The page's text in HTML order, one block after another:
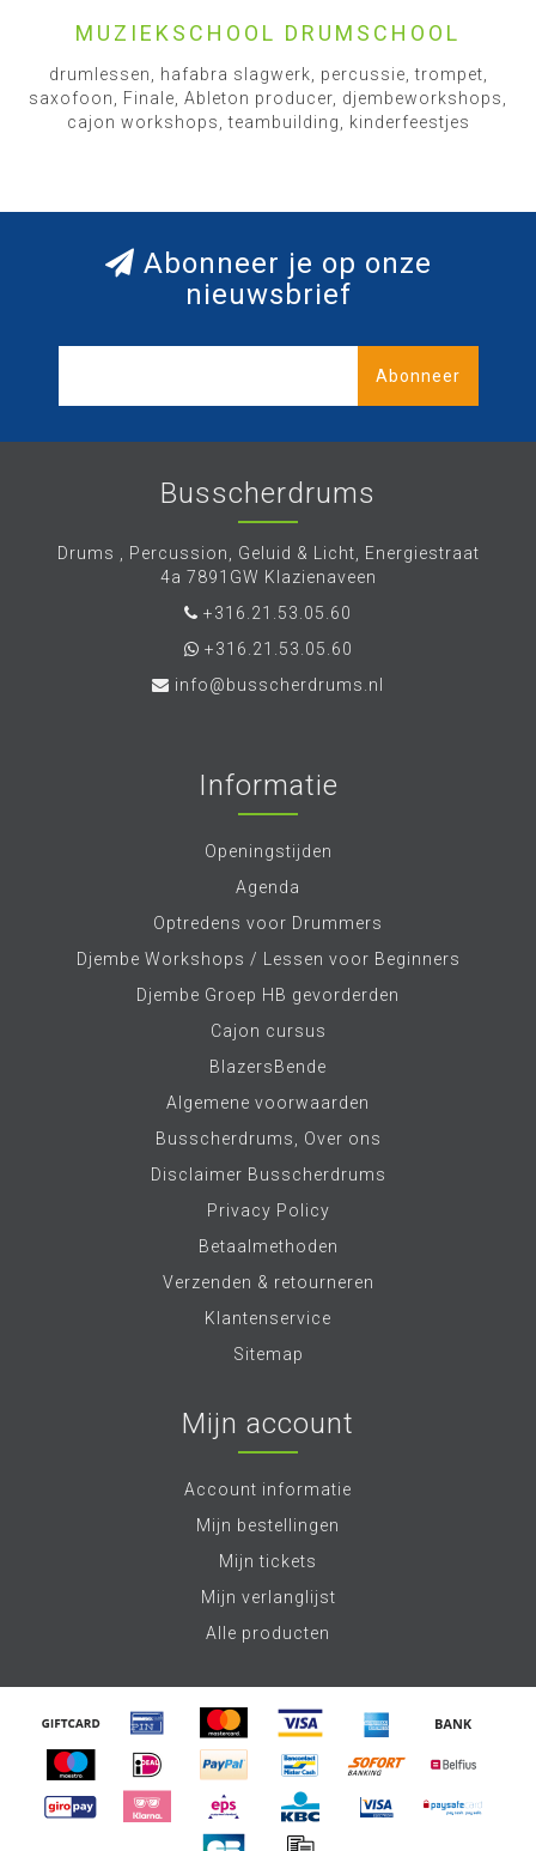
MUZIEKSCHOOL DRUMSCHOOL
drumlessen, hafabra slagwerk, percussie, trompet,
saxofoon, Finale, Ableton producer, djembeworkshops,
cajon workshops, teambuilding, kinderfeestjes
Abonneer je op onze
nieuwsbrief
Abonneer
Busscherdrums
Drums , Percussion, Geluid & Licht, Energiestraat
4a 7891GW Klazienaveen
+316.21.53.05.60
+316.21.53.05.60
info@busscherdrums.nl
Informatie
Openingstijden
Agenda
Optredens voor Drummers
Djembe Workshops / Lessen voor Beginners
Djembe Groep HB gevorderden
Cajon cursus
BlazersBende
Algemene voorwaarden
Busscherdrums, Over ons
Disclaimer Busscherdrums
Privacy Policy
Betaalmethoden
Verzenden & retourneren
Klantenservice
Sitemap
Mijn account
Account informatie
Mijn bestellingen
Mijn tickets
Mijn verlanglijst
Alle producten